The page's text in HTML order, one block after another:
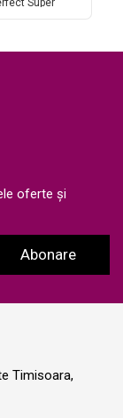
Super
Salon
oferte și
Abonare
Timisoara,